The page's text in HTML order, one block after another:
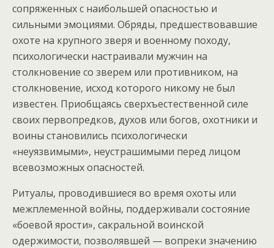
сопряженных с наибольшей опасностью и
сильными эмоциями. Обряды, предшествовавшие
охоте на крупного зверя и военному походу,
психологически настраивали мужчин на
столкновение со зверем или противником, на
столкновение, исход которого никому не был
известен. Приобщаясь сверхъестественной силе
своих первопредков, духов или богов, охотники и
воины становились психологически
«неуязвимыми», неустрашимыми перед лицом
всевозможных опасностей.
Ритуалы, проводившиеся во время охоты или
межплеменной войны, поддерживали состояние
«боевой ярости», сакральной воинской
одержимости, позволявшей — вопреки значению